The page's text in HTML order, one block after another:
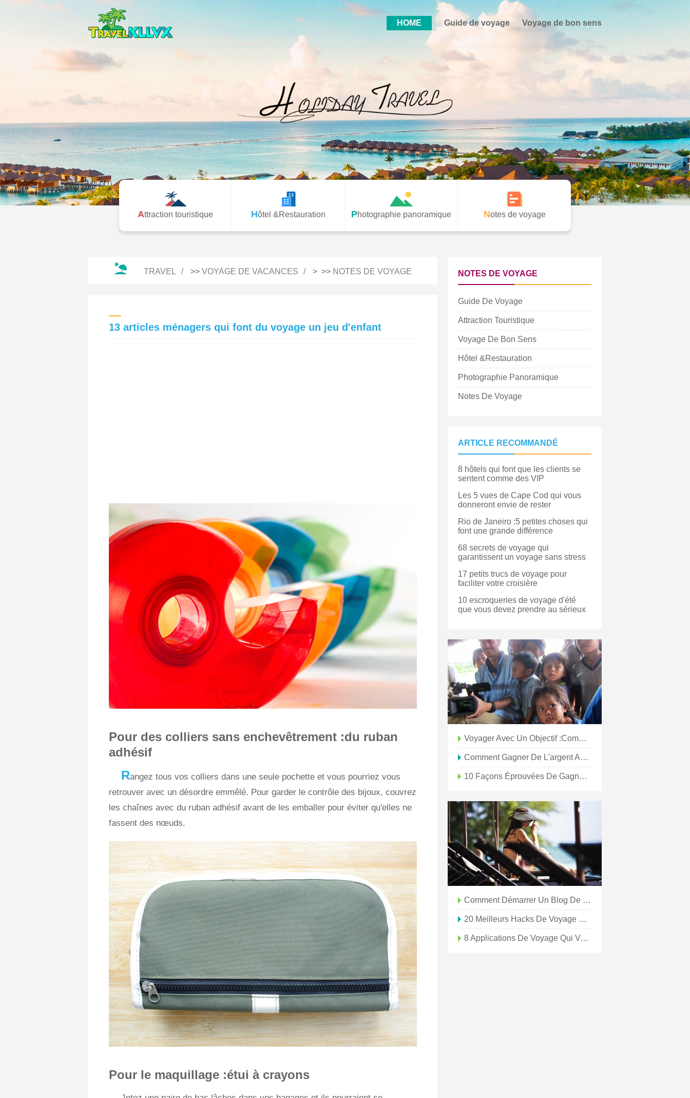
HOME Guide de voyage Voyage de bon sens
Attraction touristique Hôtel &Restauration Photographie panoramique Notes de voyage
TRAVEL >> VOYAGE DE VACANCES > >> NOTES DE VOYAGE
13 articles ménagers qui font du voyage un jeu d'enfant
Pour des colliers sans enchevêtrement :du ruban
adhésif
Rangez tous vos colliers dans une seule pochette et vous pourriez vous
retrouver avec un désordre emmêlé. Pour garder le contrôle des bijoux, couvrez
les chaînes avec du ruban adhésif avant de les emballer pour éviter qu'elles ne
fassent des nœuds.
Pour le maquillage :étui à crayons
NOTES DE VOYAGE
Guide De Voyage
Attraction Touristique
Voyage De Bon Sens
Hôtel &Restauration
Photographie Panoramique
Notes De Voyage
ARTICLE RECOMMANDÉ
8 hôtels qui font que les clients se
sentent comme des VIP
Les 5 vues de Cape Cod qui vous
donneront envie de rester
Rio de Janeiro :5 petites choses qui
font une grande différence
68 secrets de voyage qui
garantissent un voyage sans stress
17 petits trucs de voyage pour
faciliter votre croisière
10 escroqueries de voyage d'été
que vous devez prendre au sérieux
Voyager Avec Un Objectif :comment Faire La Différence Avec Les Entreprises Sociales
Comment Gagner De L'argent Avec Vos Photos De Voyage
10 Façons Éprouvées De Gagner De L'argent En Voyageant
Comment Démarrer Un Blog De Voyage Et Gagner De L'argent En 2021
20 Meilleurs Hacks De Voyage Qui Vous Feront Économiser De L'argent
8 Applications De Voyage Qui Vous Feront Économiser Une Fortune